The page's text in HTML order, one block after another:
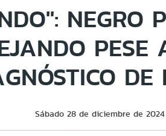
NEGRO
PESE
DE
Sábado 28 de diciembre de 2024